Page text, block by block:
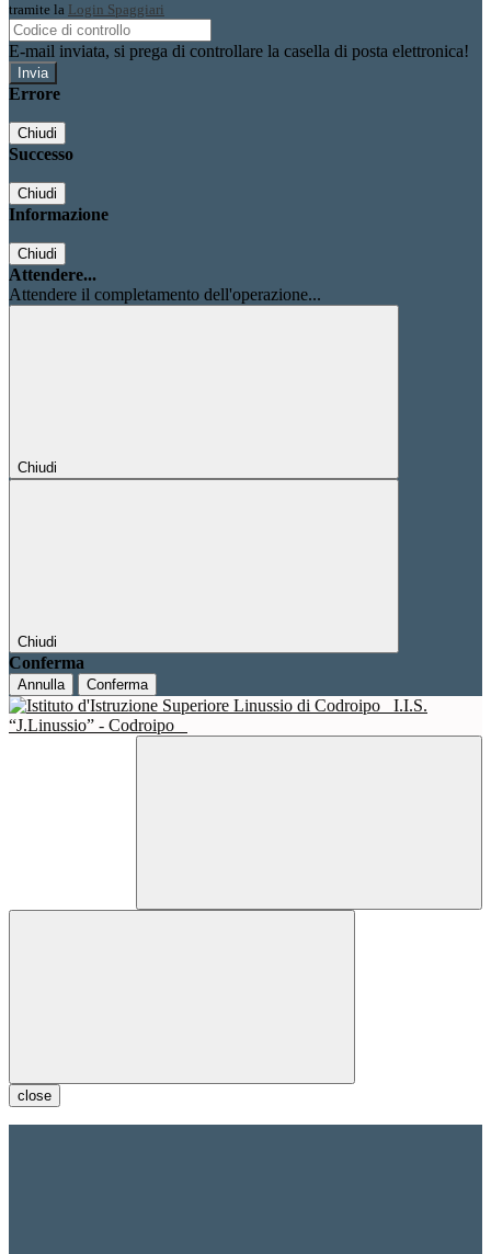
tramite la Login Spaggiari
E-mail inviata, si prega di controllare la casella di posta elettronica!
Errore
Chiudi
Successo
Chiudi
Informazione
Chiudi
Attendere...
Attendere il completamento dell'operazione...
Chiudi
Chiudi
Conferma
Annulla Conferma
I.I.S.
“J.Linussio” - Codroipo
close